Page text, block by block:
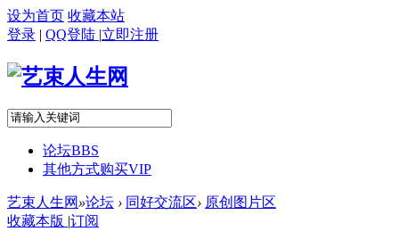
设为首页 收藏本站
登录 | QQ登陆 |立即注册
论坛BBS
其他方式购买VIP
艺束人生网 »论坛 › 同好交流区› 原创图片区
收藏本版 |订阅